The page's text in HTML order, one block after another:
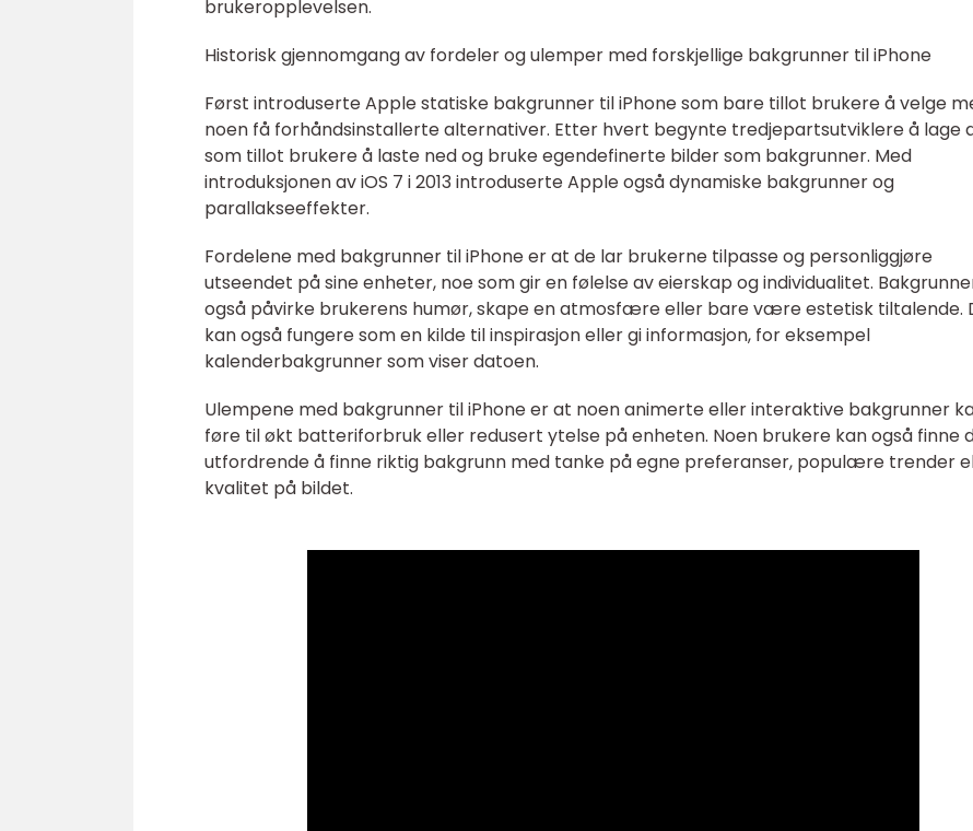
brukeropplevelsen.
Historisk gjennomgang av fordeler og ulemper med forskjellige bakgrunner til iPhone
Først introduserte Apple statiske bakgrunner til iPhone som bare tillot brukere å velge
noen få forhåndsinstallerte alternativer. Etter hvert begynte tredjepartsutviklere å lage
som tillot brukere å laste ned og bruke egendefinerte bilder som bakgrunner. Med
introduksjonen av iOS 7 i 2013 introduserte Apple også dynamiske bakgrunner og
parallakseeffekter.
Fordelene med bakgrunner til iPhone er at de lar brukerne tilpasse og personliggjøre
utseendet på sine enheter, noe som gir en følelse av eierskap og individualitet.
også påvirke brukerens humør, skape en atmosfære eller bare være estetisk tiltalende.
kan også fungere som en kilde til inspirasjon eller gi informasjon, for eksempel
kalenderbakgrunner som viser datoen.
Ulempene med bakgrunner til iPhone er at noen animerte eller interaktive bakgrunner
føre til økt batteriforbruk eller redusert ytelse på enheten. Noen brukere kan også finne
utfordrende å finne riktig bakgrunn med tanke på egne preferanser, populære trender
kvalitet på bildet.